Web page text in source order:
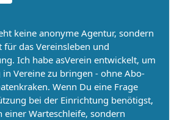
keine anonyme Agentur, sondern
für das Vereinsleben und
Ich habe asVerein entwickelt, um
Vereine zu bringen - ohne Abo-
Wenn Du eine Frage
bei der Einrichtung benötigst,
einer Warteschleife, sondern